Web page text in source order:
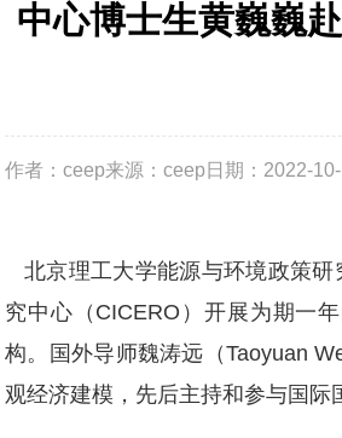
中心博士生黄巍巍
作者：ceep来源：ceep 日期：2022-10-
北京理工大学能源与环境政策研
究中心（CICERO）开展为期一
构。国外导师魏涛远（Taoyuan
观经济建模，先后主持和参与国际